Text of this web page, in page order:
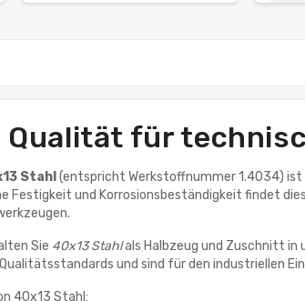
Qualität für
Stahl (entspricht Werkstoffnummer 1.4034)
Festigkeit und Korrosionsbeständigkeit findet
Sie 40x13 Stahlals Halbzeug und Zuschnitt in
und sind für den industriellen
40x13 Stahl: